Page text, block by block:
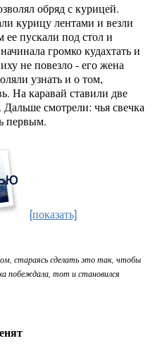
обряд с курицей.
курицу лентами и везли
ее пускали под стол и
громко кудахтать и
не повезло - его жена
узнать и о том,
На каравай ставили две
смотрели: чья свечка
первым.
[показать]
стараясь сделать это так, чтобы
побеждала, тот и становился